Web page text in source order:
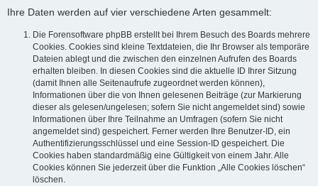
Ihre Daten werden auf vier verschiedene Arten gesammelt:
Die Forensoftware phpBB erstellt bei Ihrem Besuch des Boards mehrere
Cookies. Cookies sind kleine Textdateien, die Ihr Browser als temporäre
Dateien ablegt und die zwischen den einzelnen Aufrufen des Boards
erhalten bleiben. In diesen Cookies sind die aktuelle ID Ihrer Sitzung
(damit Ihnen alle Seitenaufrufe zugeordnet werden können),
Informationen über die von Ihnen gelesenen Beiträge (zur Markierung
dieser als gelesen/ungelesen; sofern Sie nicht angemeldet sind) sowie
Informationen über Ihre Teilnahme an Umfragen (sofern Sie nicht
angemeldet sind) gespeichert. Ferner werden Ihre Benutzer-ID, ein
Authentifizierungsschlüssel und eine Session-ID gespeichert. Die
Cookies haben standardmäßig eine Gültigkeit von einem Jahr. Alle
Cookies können Sie jederzeit über die Funktion „Alle Cookies löschen“
löschen.